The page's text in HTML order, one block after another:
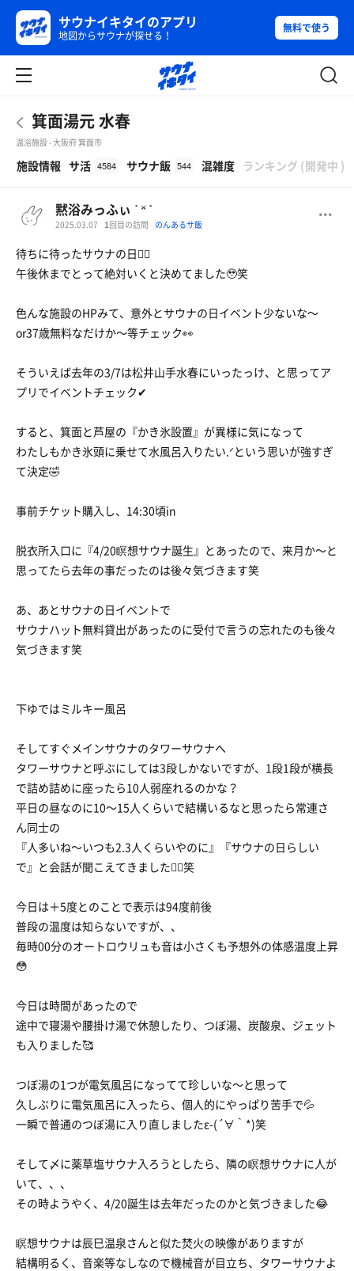
サウナイキタイのアプリ
地図からサウナが探せる！
無料で使う
箕面湯元 水春
温浴施設 - 大阪府 箕面市
施設情報 サ活 4584 サウナ飯 544 混雑度 ランキング (開発中 )
黙浴みっふぃ ˙ ˟ ˙
2025.03.07 1回目の訪問 のんあるサ飯
待ちに待ったサウナの日🧖‍♀
午後休までとって絶対いくと決めてました🥹笑
色んな施設のHPみて、意外とサウナの日イベント少ないな〜
or37歳無料なだけか〜等チェック👀
そういえば去年の3/7は松井山手水春にいったっけ、と思ってア
プリでイベントチェック✔
すると、箕面と芦屋の『かき氷設置』が異様に気になって
わたしもかき氷頭に乗せて水風呂入りたい.ᐟという思いが強すぎ
て決定🤣
事前チケット購入し、14:30頃in
脱衣所入口に『4/20瞑想サウナ誕生』とあったので、来月か〜と
思ってたら去年の事だったのは後々気づきます笑
あ、あとサウナの日イベントで
サウナハット無料貸出があったのに受付で言うの忘れたのも後々
気づきます笑
下ゆではミルキー風呂
そしてすぐメインサウナのタワーサウナへ
タワーサウナと呼ぶにしては3段しかないですが、1段1段が横長
で詰め詰めに座ったら10人弱座れるのかな？
平日の昼なのに10〜15人くらいで結構いるなと思ったら常連さ
ん同士の
『人多いね〜いつも2.3人くらいやのに』『サウナの日らしい
で』と会話が聞こえてきました🧖‍♀笑
今日は＋5度とのことで表示は94度前後
普段の温度は知らないですが、、
毎時00分のオートロウリュも音は小さくも予想外の体感温度上昇
😳
今日は時間があったので
途中で寝湯や腰掛け湯で休憩したり、つぼ湯、炭酸泉、ジェット
も入りました🥰
つぼ湯の1つが電気風呂になってて珍しいな〜と思って
久しぶりに電気風呂に入ったら、個人的にやっぱり苦手で💦
一瞬で普通のつぼ湯に入り直しましたε-(´∀｀*)笑
そして〆に薬草塩サウナ入ろうとしたら、隣の瞑想サウナに人が
いて、、、
その時ようやく、4/20誕生は去年だったのかと気づきました😂
瞑想サウナは辰巳温泉さんと似た焚火の映像がありますが
結構明るく、音楽等なしなので機械音が目立ち、タワーサウナよ